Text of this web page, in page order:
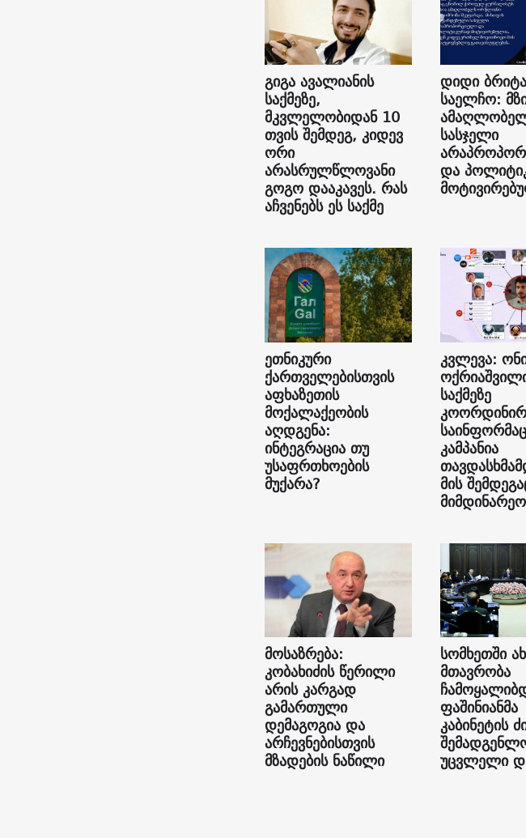
გიგა ავალიანის
საქმეზე,
მკვლელობიდან 10
თვის შემდეგ, კიდევ
ორი
არასრულწლოვანი
გოგო დააკავეს. რას
აჩვენებს ეს საქმე
დიდი
საელჩო:
სასჯელი
და
ეთნიკური
ქართველებისთვის
აფხაზეთის
მოქალაქეობის
აღდგენა:
ინტეგრაცია თუ
უსაფრთხოების
მუქარა?
კვლევა:
საქმეზე
კამპანია
მის
მოსაზრება:
კობახიძის წერილი
არის კარგად
გამართული
დემაგოგია და
არჩევნებისთვის
მზადების ნაწილი
სომხეთში
მთავრობა
ფაშინიანმა
კაბინეტის
უცვლელი